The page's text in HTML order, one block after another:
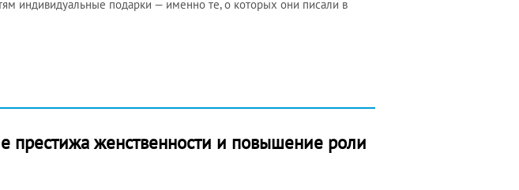
индивидуальные подарки — именно те, о которых они писали в
престижа женственности и повышение роли